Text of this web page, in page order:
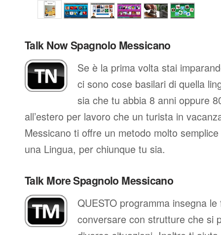
Talk Now Spagnolo Messicano
Se è la prima volta stai
ci sono cose basilari di quella
sia che tu abbia 8 anni oppure
all’estero per lavoro che un turista in
Messicano ti offre un metodo molto
una Lingua, per chiunque tu sia.
Talk More Spagnolo Messicano
QUESTO programma insegna
conversare con strutture che si